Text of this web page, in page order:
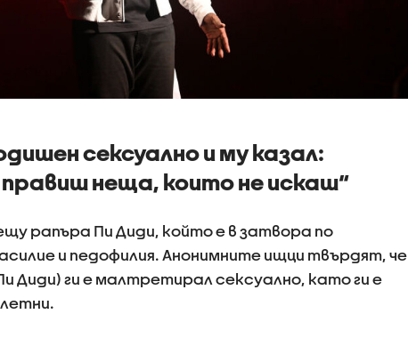
сексуално и му казал:
неща, които не искаш“
рапъра Пи Диди, който е в затвора по
и педофилия. Анонимните ищци твърдят, че
Диди) ги е малтретирал сексуално, като ги е